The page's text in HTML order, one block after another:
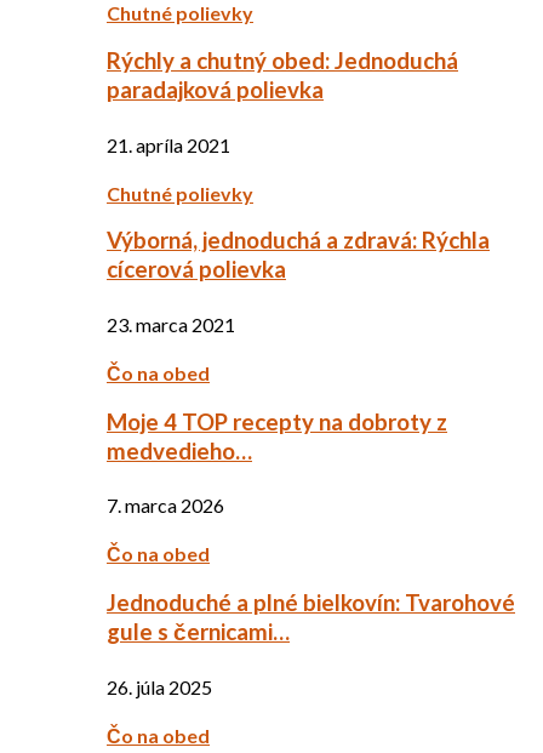
Chutné polievky
Rýchly a chutný obed: Jednoduchá
paradajková polievka
21. apríla 2021
Chutné polievky
Výborná, jednoduchá a zdravá: Rýchla
cícerová polievka
23. marca 2021
Čo na obed
Moje 4 TOP recepty na dobroty z
medvedieho…
7. marca 2026
Čo na obed
Jednoduché a plné bielkovín: Tvarohové
gule s černicami…
26. júla 2025
Čo na obed